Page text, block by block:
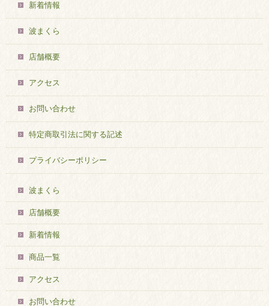
新着情報
波まくら
店舗概要
アクセス
お問い合わせ
特定商取引法に関する記述
プライバシーポリシー
波まくら
店舗概要
新着情報
商品一覧
アクセス
お問い合わせ